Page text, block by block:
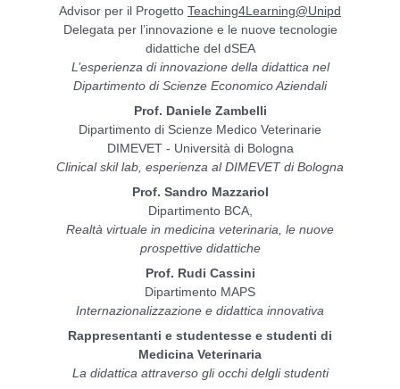
Advisor per il Progetto Teaching4Learning@Unipd
Delegata per l’innovazione e le nuove tecnologie
didattiche del dSEA
L’esperienza di innovazione della didattica nel
Dipartimento di Scienze Economico Aziendali
Prof. Daniele Zambelli
Dipartimento di Scienze Medico Veterinarie
DIMEVET - Università di Bologna
Clinical skil lab, esperienza al DIMEVET di Bologna
Prof. Sandro Mazzariol
Dipartimento BCA,
Realtà virtuale in medicina veterinaria, le nuove
prospettive didattiche
Prof. Rudi Cassini
Dipartimento MAPS
Internazionalizzazione e didattica innovativa
Rappresentanti e studentesse e studenti di
Medicina Veterinaria
La didattica attraverso gli occhi delgli studenti